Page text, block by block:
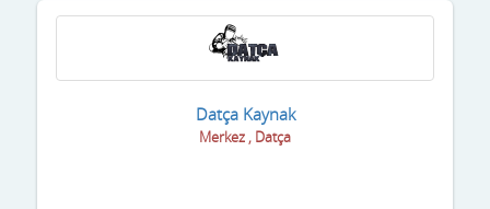
Datça Kaynak
Merkez , Datça